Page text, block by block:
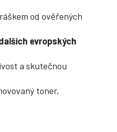
od ověřených
evropských
a skutečnou
toner,